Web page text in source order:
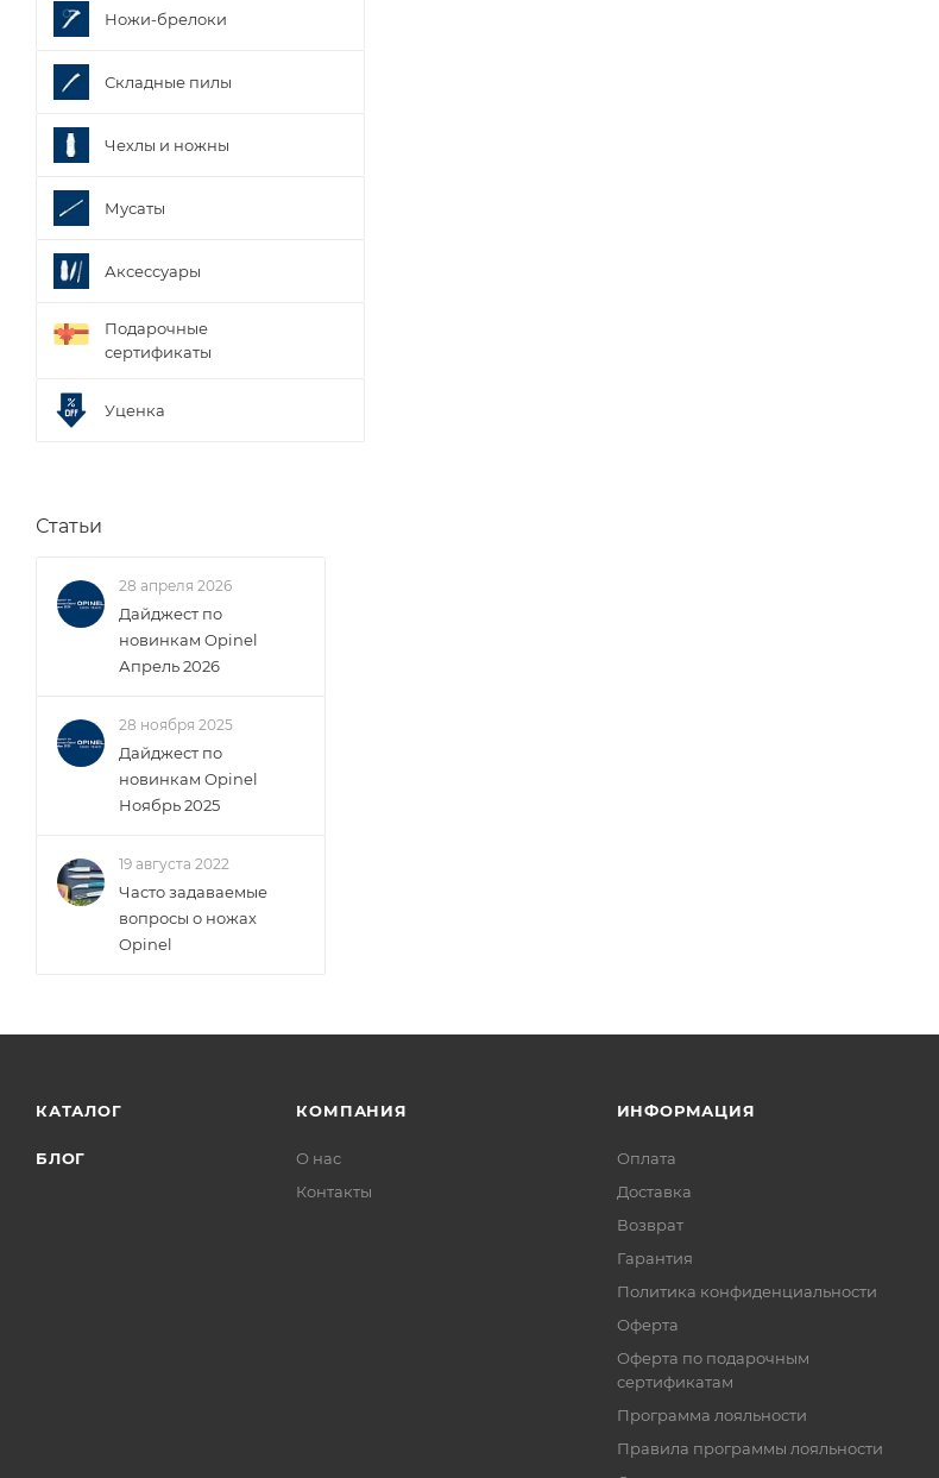
Ножи-брелоки
Складные пилы
Чехлы и ножны
Мусаты
Аксессуары
Подарочные
сертификаты
Уценка
Статьи
28 апреля 2026
Дайджест по
новинкам Opinel
Апрель 2026
28 ноября 2025
Дайджест по
новинкам Opinel
Ноябрь 2025
19 августа 2022
Часто задаваемые
вопросы о ножах
Opinel
КАТАЛОГ
БЛОГ
КОМПАНИЯ
О нас
Контакты
ИНФОРМАЦИЯ
Оплата
Доставка
Возврат
Гарантия
Политика конфиденциальности
Оферта
Оферта по подарочным
сертификатам
Программа лояльности
Правила программы лояльности